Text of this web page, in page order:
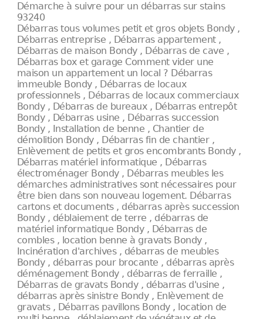
Démarche à suivre pour un débarras sur stains
93240
Débarras tous volumes petit et gros objets Bondy ,
Débarras entreprise , Débarras appartement ,
Débarras de maison Bondy , Débarras de cave ,
Débarras box et garage Comment vider une
maison un appartement un local ? Débarras
immeuble Bondy , Débarras de locaux
professionnels , Débarras de locaux commerciaux
Bondy , Débarras de bureaux , Débarras entrepôt
Bondy , Débarras usine , Débarras succession
Bondy , Installation de benne , Chantier de
démolition Bondy , Débarras fin de chantier ,
Enlèvement de petits et gros encombrants Bondy ,
Débarras matériel informatique , Débarras
électroménager Bondy , Débarras meubles les
démarches administratives sont nécessaires pour
être bien dans son nouveau logement. Débarras
cartons et documents , débarras après succession
Bondy , déblaiement de terre , débarras de
matériel informatique Bondy , Débarras de
combles , location benne à gravats Bondy ,
Incinération d'archives , débarras de meubles
Bondy , débarras pour brocante , débarras après
déménagement Bondy , débarras de ferraille ,
Débarras de gravats Bondy , débarras d'usine ,
débarras après sinistre Bondy , Enlèvement de
gravats , Débarras pavillons Bondy , location de